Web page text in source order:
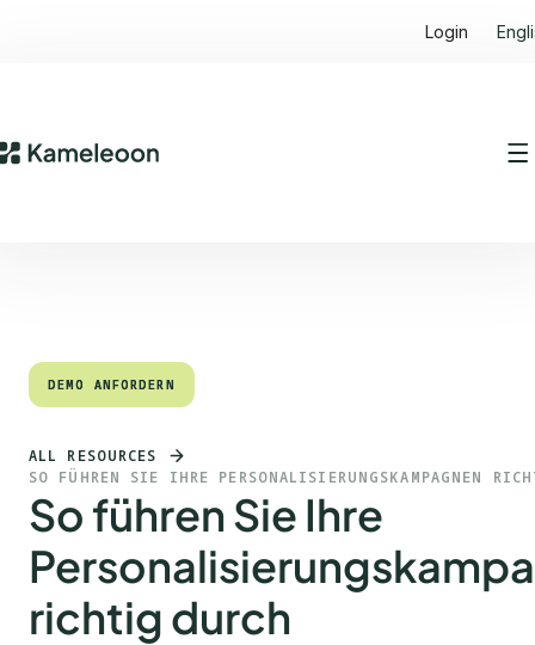
Login
Quick Links
DEMO ANFORDERN
DEMO ANFORDERN
ALL RESOURCES
SO FÜHREN SIE IHRE PERSONALISIERUNGSKAMPAGNEN
So führen Sie Ihre
richtig durch